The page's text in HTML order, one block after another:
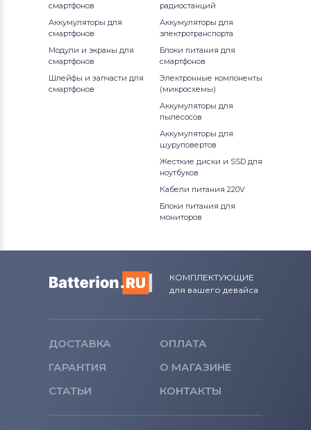
смартфонов
Аккумуляторы для
смартфонов
Модули и экраны для
смартфонов
Шлейфы и запчасти для
смартфонов
радиостанций
Аккумуляторы для
электротранспорта
Блоки питания для
смартфонов
Электронные компоненты
(микросхемы)
Аккумуляторы для
пылесосов
Аккумуляторы для
шуруповертов
Жесткие диски и SSD для
ноутбуков
Кабели питания 220V
Блоки питания для
мониторов
КОМПЛЕКТУЮЩИЕ
для вашего девайса
ДОСТАВКА
ОПЛАТА
ГАРАНТИЯ
О МАГАЗИНЕ
СТАТЬИ
КОНТАКТЫ